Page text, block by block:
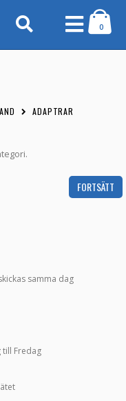
0
ADAPTRAR
FORTSÄTT
samma dag
till Fredag